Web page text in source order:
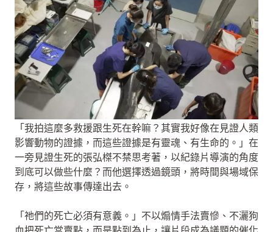
「我拍這麼多救援跟生死在幹嘛？其實我好像在見證人類
影響動物的證據，而這些證據是有靈魂、有生命的。」在
一旁見證生死的張弘榤不禁思考著，以紀錄片導演的角度
到底可以做些什麼？而他選擇透過鏡頭，將時間與場域保
存，將這些故事傳達出去。
「祂們的死亡必須有意義。」不以煽情手法賣慘、不灑狗